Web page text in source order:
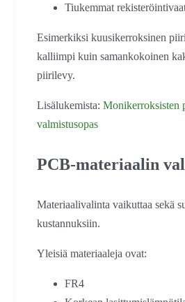
Tiukemmat
Esimerkiksi kuusikerroksinen
kalliimpi kuin samankokoinen
piirilevy.
Lisälukemista: Monikerroksisten
valmistusopas
PCB-materiaalin
Materiaalivalinta vaikuttaa sekä
kustannuksiin.
Yleisiä materiaaleja ovat:
FR4